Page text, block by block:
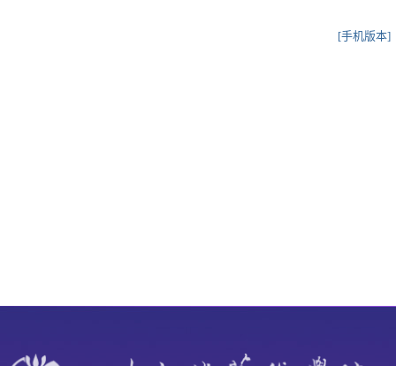
[手机版本]